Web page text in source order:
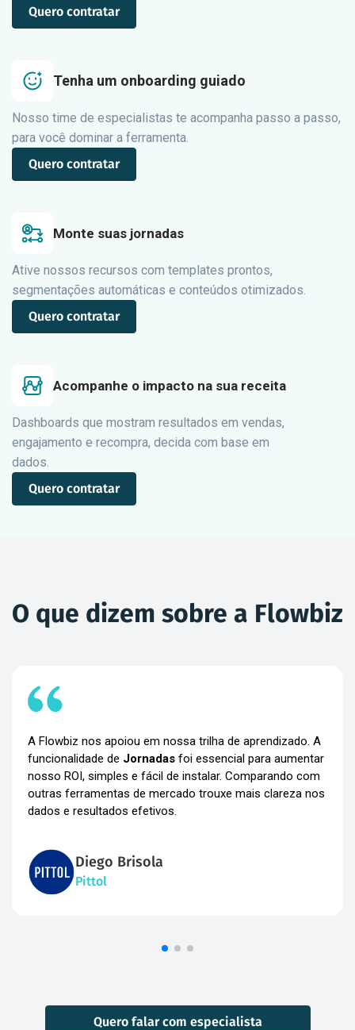
Quero contratar
Tenha um onboarding guiado
Nosso time de especialistas te acompanha passo a passo,
para você dominar a ferramenta.
Quero contratar
Monte suas jornadas
Ative nossos recursos com templates prontos,
segmentações automáticas e conteúdos otimizados.
Quero contratar
Acompanhe o impacto na sua receita
Dashboards que mostram resultados em vendas,
engajamento e recompra, decida com base em
dados.
Quero contratar
O que dizem sobre a Flowbiz
A Flowbiz nos apoiou em nossa trilha de aprendizado. A
funcionalidade de Jornadas foi essencial para aumentar
nosso ROI, simples e fácil de instalar. Comparando com
outras ferramentas de mercado trouxe mais clareza nos
dados e resultados efetivos.
Diego Brisola
Pittol
Quero falar com especialista